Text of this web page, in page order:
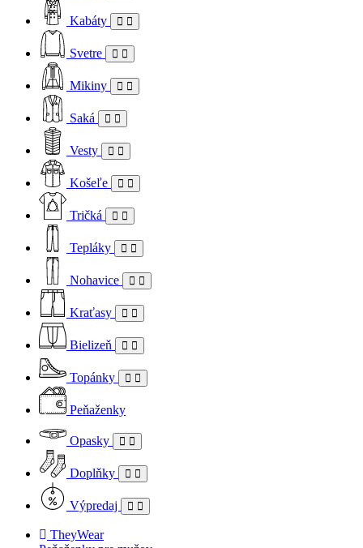
Kabáty
Svetre
Mikiny
Saká
Vesty
Košeľe
Tričká
Tepláky
Nohavice
Kraťasy
Bielizeň
Topánky
Peňaženky
Opasky
Doplňky
Výpredaj
TheyWear